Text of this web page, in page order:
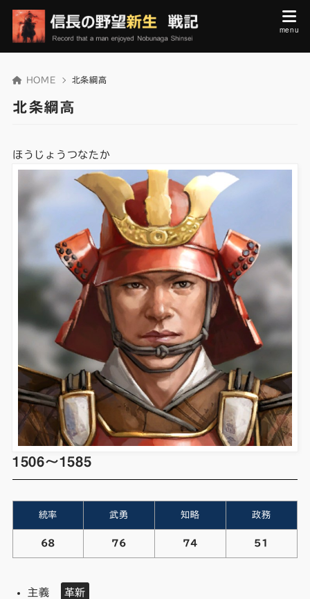
HOME 北条綱高
北条綱高
ほうじょうつなたか
1506～1585
統率 武勇 知略 政務
68 76 74 51
主義 革新